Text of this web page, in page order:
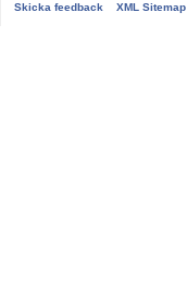
Skicka feedback XML Sitemap